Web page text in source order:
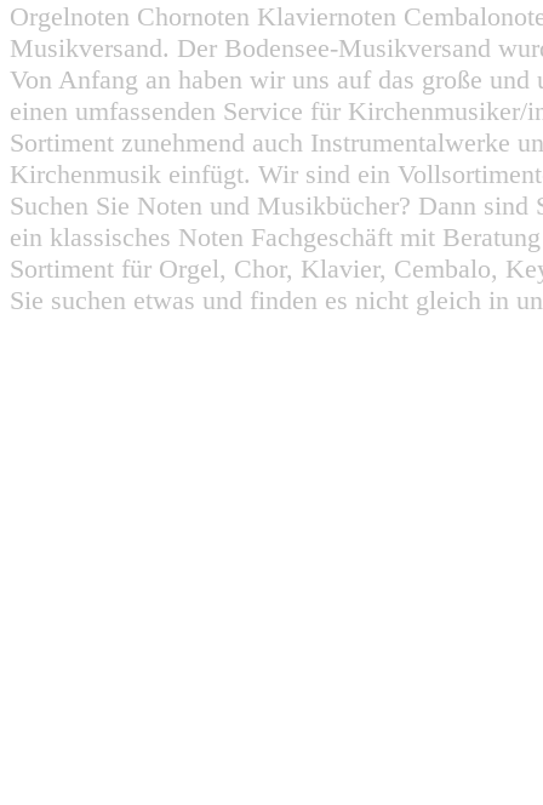
Orgelnoten Chornoten Klaviernoten
Musikversand. Der Bodensee-Musikversand
Von Anfang an haben wir uns auf das große
einen umfassenden Service für
Sortiment zunehmend auch Instrumentalwerke
Kirchenmusik einfügt. Wir sind ein
Suchen Sie Noten und Musikbücher? Dann
ein klassisches Noten Fachgeschäft mit
Sortiment für Orgel, Chor, Klavier, Cembalo,
Sie suchen etwas und finden es nicht gleich in